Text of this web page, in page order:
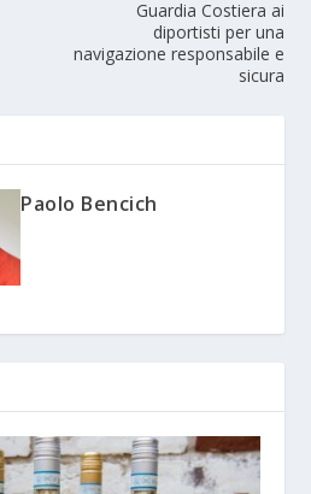
Guardia Costiera ai
diportisti per una
navigazione responsabile e
sicura
Paolo Bencich